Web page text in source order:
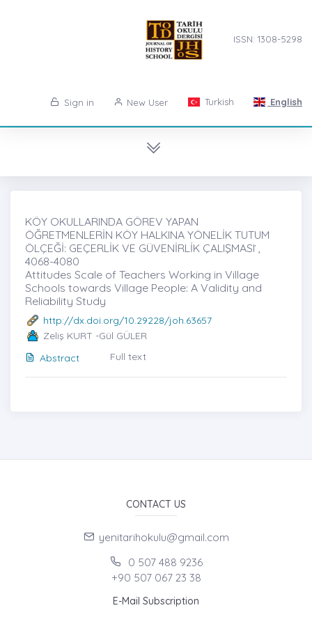
ISSN: 1308-5298
Sign in New User Turkish English
KÖY OKULLARINDA GÖREV YAPAN
ÖĞRETMENLERİN KÖY HALKINA YÖNELİK TUTUM
ÖLÇEĞİ: GEÇERLİK VE GÜVENİRLİK ÇALIŞMASI ̇,
4068-4080
Attitudes Scale of Teachers Working in Village
Schools towards Village People: A Validity and
Reliability Study
http://dx.doi.org/10.29228/joh.63657
Zeliş KURT -Gül GÜLER
Abstract
Full text
CONTACT US
yenitarihokulu@gmail.com
0 507 488 9236
+90 507 067 23 38
E-Mail Subscription